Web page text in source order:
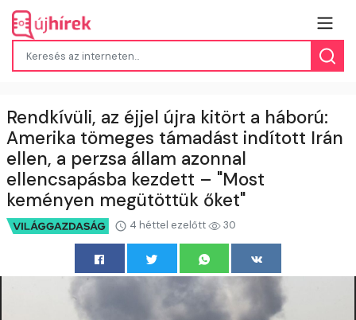
Rendkívüli, az éjjel újra kitört a háború:
Amerika tömeges támadást indított Irán
ellen, a perzsa állam azonnal
ellencsapásba kezdett – "Most
keményen megütöttük őket"
4 héttel ezelőtt 30